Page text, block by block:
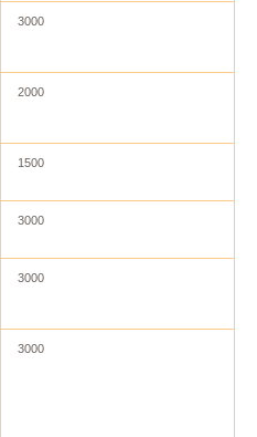
3000
2000
1500
3000
3000
3000